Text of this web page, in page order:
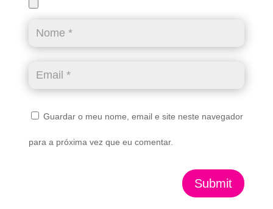
Guardar o meu nome, email e site neste navegador
para a próxima vez que eu comentar.
Submit